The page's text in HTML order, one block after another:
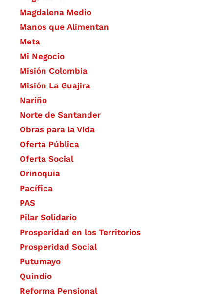
Magdalena Medio
Manos que Alimentan
Meta
Mi Negocio
Misión Colombia
Misión La Guajira
Nariño
Norte de Santander
Obras para la Vida
Oferta Pública
Oferta Social​​
Orinoquia
Pacífica
PAS
Pilar Solidario
Prosperidad en los Territorios
Prosperidad Social
Putumayo
Quindío
Reforma Pensional